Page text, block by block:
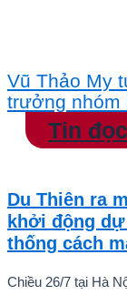
Vũ Thảo My
trưởng nhóm
Tin
Du Thiên ra
khởi động
thống cách
Chiều 26/7 tại Hà